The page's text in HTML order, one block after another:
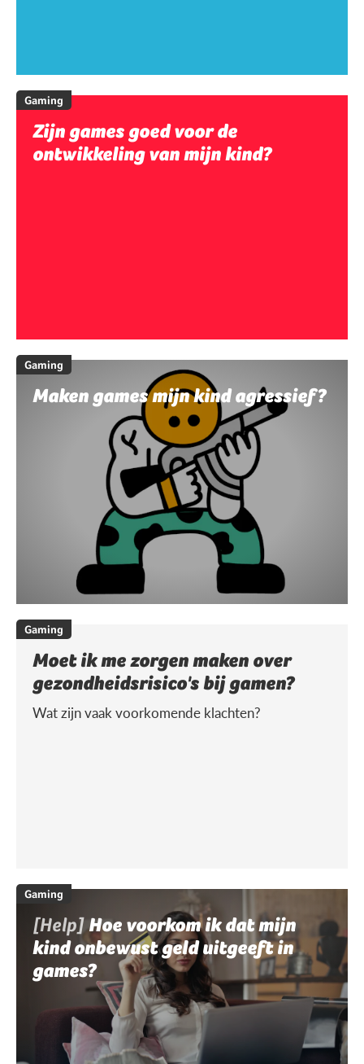
Gaming
Zijn games goed voor de
ontwikkeling van mijn kind?
Gaming
Maken games mijn kind agressief?
Gaming
Moet ik me zorgen maken over
gezondheidsrisico's bij gamen?
Wat zijn vaak voorkomende klachten?
Gaming
[Help]Hoe voorkom ik dat mijn
kind onbewust geld uitgeeft in
games?